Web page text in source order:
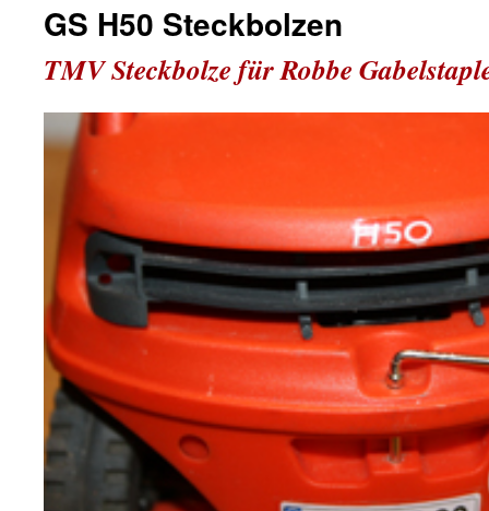
GS H50 Steckbolzen
TMV Steckbolze für Robbe